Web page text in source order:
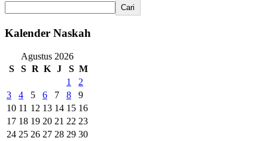
Cari
Kalender Naskah
Agustus 2026
S
S R K J S M
1
2
3
4 5 6 7 8
9
10 11 12 13 14 15 16
17 18 19 20 21 22 23
24 25 26 27 28 29 30